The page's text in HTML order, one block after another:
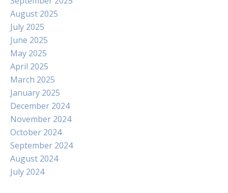
August 2025
July 2025
June 2025
May 2025
April 2025
March 2025
January 2025
December 2024
November 2024
October 2024
September 2024
August 2024
July 2024